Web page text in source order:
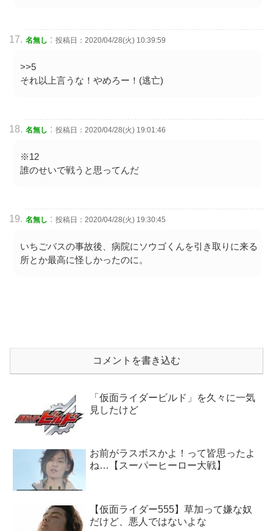
名無し : 投稿日：2020/04/28(火) 10:39:59
>>5
それ以上言うな！やめろー！(逃亡)
名無し : 投稿日：2020/04/28(火) 19:01:46
※12
誰のせいで戦うと思ってんだ
名無し : 投稿日：2020/04/28(火) 19:30:45
いちごバスの事故後、病院にソウゴくんを引き取りに来る
所とか最高に怪しかったのに。
コメントを書き込む
「仮面ライダービルド」を久々に一気
見したけど
お前がラスボスかよ！って皆思ったよ
ね…【スーパーヒーロー大戦】
【仮面ライダー555】草加って嫌な奴
だけど、悪人ではないよな